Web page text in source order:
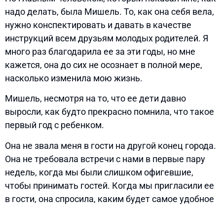
надо делать, была Мишель. То, как она себя вела,
нужно конспектировать и давать в качестве
инструкций всем друзьям молодых родителей. Я
много раз благодарила ее за эти годы, но мне
кажется, она до сих не осознает в полной мере,
насколько изменила мою жизнь.
Мишель, несмотря на то, что ее дети давно
выросли, как будто прекрасно помнила, что такое
первый год с ребенком.
Она не звала меня в гости на другой конец города.
Она не требовала встречи с нами в первые пару
недель, когда мы были слишком офигевшие,
чтобы принимать гостей. Когда мы пригласили ее
в гости, она спросила, каким будет самое удобное